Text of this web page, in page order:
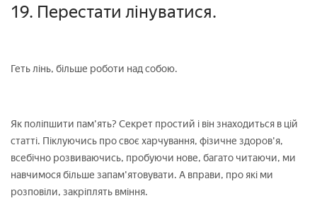
19. Перестати лінуватися.
Геть лінь, більше роботи над собою.
Як поліпшити пам'ять? Секрет простий і він знаходиться в цій
статті. Піклуючись про своє харчування, фізичне здоров'я,
всебічно розвиваючись, пробуючи нове, багато читаючи, ми
навчимося більше запам'ятовувати. А вправи, про які ми
розповіли, закріплять вміння.